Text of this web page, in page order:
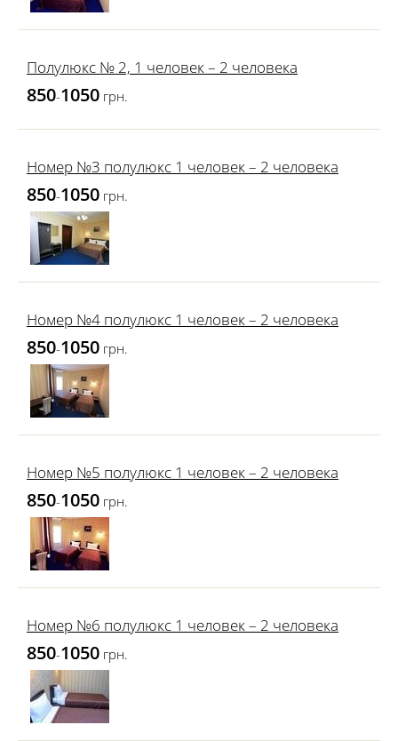
Полулюкс № 2, 1 человек – 2 человека
850-1050 грн.
Номер №3 полулюкс 1 человек – 2 человека
850-1050 грн.
Номер №4 полулюкс 1 человек – 2 человека
850-1050 грн.
Номер №5 полулюкс 1 человек – 2 человека
850-1050 грн.
Номер №6 полулюкс 1 человек – 2 человека
850-1050 грн.